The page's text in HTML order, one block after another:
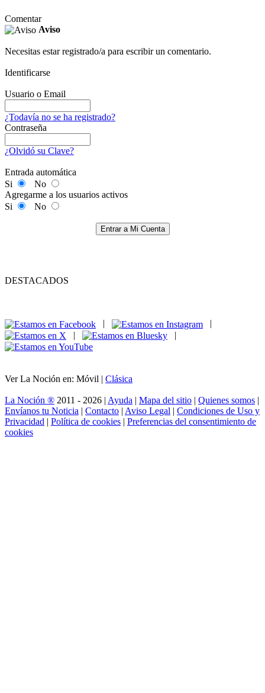
Comentar
Aviso
Necesitas estar registrado/a para escribir un comentario.
Identificarse
Usuario o Email
¿Todavía no se ha registrado?
Contraseña
¿Olvidó su Clave?
Entrada automática
Si
No
Agregarme a los usuarios activos
Si
No
Entrar a Mi Cuenta
DESTACADOS
|
|
Ver La Noción en: Móvil | Clásica
La Noción ® 2011 - 2026 | Ayuda | Mapa del sitio | Quienes somos |
Envíanos tu Noticia | Contacto | Aviso Legal | Condiciones de Uso y
Privacidad | Política de cookies | Preferencias del consentimiento de
cookies